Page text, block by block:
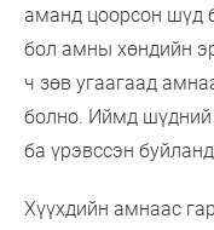
аманд цоорсон шүд
бол амны хөндийн
ч зөв угаагаад
болно. Иймд
ба үрэвссэн
Хүүхдийн амнаас